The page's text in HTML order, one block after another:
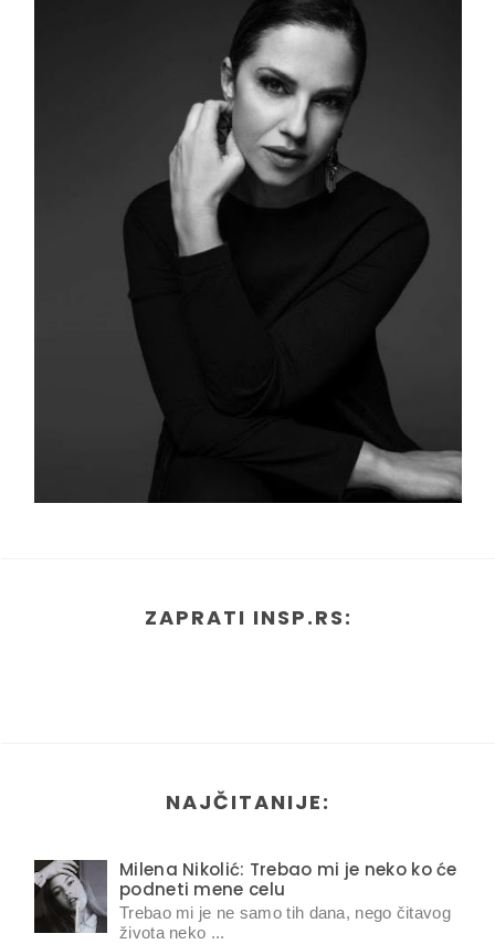
ZAPRATI INSP.RS:
NAJČITANIJE:
Milena Nikolić: Trebao mi je neko ko će
podneti mene celu
Trebao mi je ne samo tih dana, nego čitavog
života neko ...